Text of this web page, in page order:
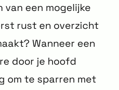
van een mogelijke
rust en overzicht
Wanneer een
door je hoofd
om te sparren met